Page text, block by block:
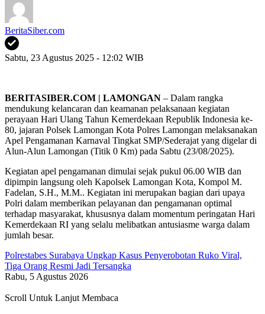
BeritaSiber.com
Sabtu, 23 Agustus 2025 - 12:02 WIB
BERITASIBER.COM | LAMONGAN – Dalam rangka
mendukung kelancaran dan keamanan pelaksanaan kegiatan
perayaan Hari Ulang Tahun Kemerdekaan Republik Indonesia ke-
80, jajaran Polsek Lamongan Kota Polres Lamongan melaksanakan
Apel Pengamanan Karnaval Tingkat SMP/Sederajat yang digelar di
Alun-Alun Lamongan (Titik 0 Km) pada Sabtu (23/08/2025).
Kegiatan apel pengamanan dimulai sejak pukul 06.00 WIB dan
dipimpin langsung oleh Kapolsek Lamongan Kota, Kompol M.
Fadelan, S.H., M.M.. Kegiatan ini merupakan bagian dari upaya
Polri dalam memberikan pelayanan dan pengamanan optimal
terhadap masyarakat, khususnya dalam momentum peringatan Hari
Kemerdekaan RI yang selalu melibatkan antusiasme warga dalam
jumlah besar.
Polrestabes Surabaya Ungkap Kasus Penyerobotan Ruko Viral,
Tiga Orang Resmi Jadi Tersangka
Rabu, 5 Agustus 2026
Scroll Untuk Lanjut Membaca